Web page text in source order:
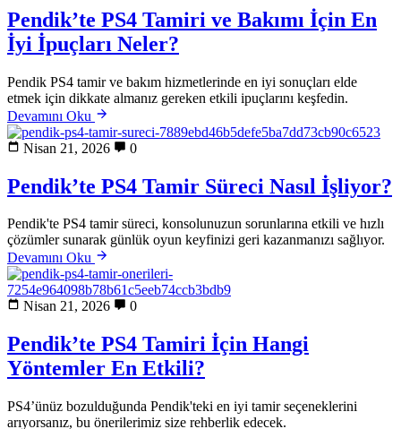
Pendik’te PS4 Tamiri ve Bakımı İçin En
İyi İpuçları Neler?
Pendik PS4 tamir ve bakım hizmetlerinde en iyi sonuçları elde
etmek için dikkate almanız gereken etkili ipuçlarını keşfedin.
Devamını Oku
Nisan 21, 2026 0
Pendik’te PS4 Tamir Süreci Nasıl İşliyor?
Pendik'te PS4 tamir süreci, konsolunuzun sorunlarına etkili ve hızlı
çözümler sunarak günlük oyun keyfinizi geri kazanmanızı sağlıyor.
Devamını Oku
Nisan 21, 2026 0
Pendik’te PS4 Tamiri İçin Hangi
Yöntemler En Etkili?
PS4’ünüz bozulduğunda Pendik'teki en iyi tamir seçeneklerini
arıyorsanız, bu önerilerimiz size rehberlik edecek.